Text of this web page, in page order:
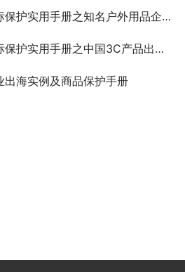
实用手册之知名户外用品企业保护实例
用手册之中国3C产品出海商品保护清单
出海实例及商品保护手册